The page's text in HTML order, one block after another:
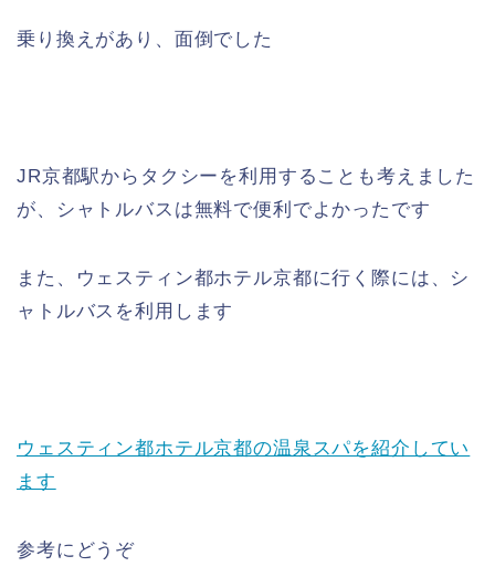
乗り換えがあり、面倒でした
JR京都駅からタクシーを利用することも考えました
が、シャトルバスは無料で便利でよかったです
また、ウェスティン都ホテル京都に行く際には、シ
ャトルバスを利用します
ウェスティン都ホテル京都の温泉スパを紹介してい
ます
参考にどうぞ